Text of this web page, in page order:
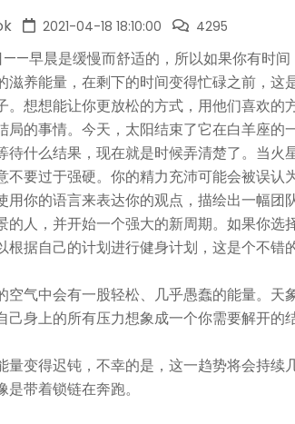
2021-04-18 18:10:00 4295
——早晨是缓慢而舒适的，所以如果你有时
滋养能量，在剩下的时间变得忙碌之前，
。想想能让你更放松的方式，用他们喜欢
局的事情。今天，太阳结束了它在白羊座的
待什么结果，现在就是时候弄清楚了。当
不要过于强硬。你的精力充沛可能会被误
用你的语言来表达你的观点，描绘出一幅
的人，并开始一个强大的新周期。如果你
根据自己的计划进行健身计划，这是个不错的
空气中会有一股轻松、几乎愚蠢的能量。
己身上的所有压力想象成一个你需要解开的
量变得迟钝，不幸的是，这一趋势将会持
带着锁链在奔跑。